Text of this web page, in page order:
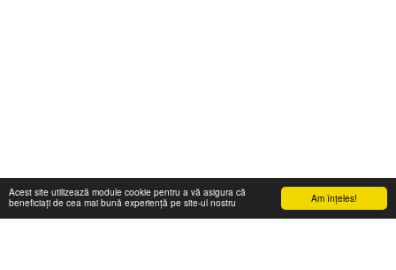
Am înţeles!
Acest site utilizează module cookie pentru a vă asigura că
beneficiați de cea mai bună experiență pe site-ul nostru